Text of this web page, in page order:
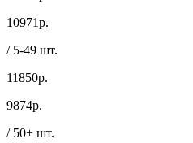
10971р.
/ 5-49 шт.
11850р.
9874р.
/ 50+ шт.